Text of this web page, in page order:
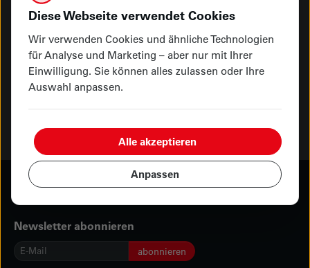
Abholung oder Lieferung
Newsletter abonnieren
E-
abonnieren
Diese Webseite verwendet Cookies
Wir verwenden Cookies und ähnliche Technologien
für Analyse und Marketing – aber nur mit Ihrer
Einwilligung. Sie können alles zulassen oder Ihre
Auswahl anpassen.
Anpassen
Alle akzeptieren